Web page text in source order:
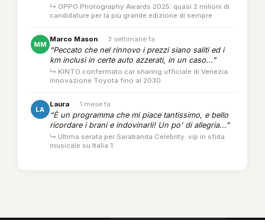
↳ OPPO Photography Awards 2025: quasi 2 milioni di
candidature per la più grande edizione di sempre
MM
Marco Mason · 3 settimane fa
“Peccato che nel rinnovo i prezzi siano saliti ed i
km inclusi in certe auto azzerati, in un caso...”
↳ KINTO confermato car sharing ufficiale di Venezia:
innovazione Toyota fino al 2030
LA
Laura · 1 mese fa
“È un programma che mi piace tantissimo, e bello
ricordare i brani e indovinarli! Un po' di allegria...”
↳ Ultima serata per Sarabanda Celebrity: vip in sfida
musicale su Italia 1